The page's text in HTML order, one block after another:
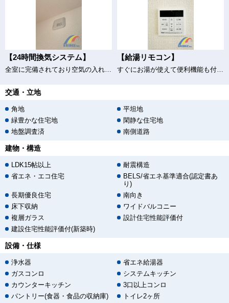
【24時間換気システム】
全室に完備されており空気の入れ替えもバッチリ♪
【給湯リモコン】
すぐにお湯が使えて便利機能も付き給湯器♪
交通・立地
角地
平坦地
緑豊かな住宅地
閑静な住宅地
地盤調査済
南側道路
建物・構造
LDK15帖以上
耐震構造
省エネ・エコ住宅
BELS/省エネ基準適合(認定書あ
り)
長期優良住宅
南向き
床下収納
ワイドバルコニー
複層ガラス
設計住宅性能評価付
建設住宅性能評価付(新築時)
設備・仕様
浄水器
省エネ給湯器
ガスコンロ
システムキッチン
カウンターキッチン
3口以上コンロ
パントリー(食器・食品の収納庫)
トイレ2ヶ所